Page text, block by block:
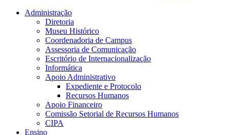
Administração
Diretoria
Museu Histórico
Coordenadoria de Campus
Assessoria de Comunicação
Escritório de Internacionalização
Informática
Apoio Administrativo
Expediente e Protocolo
Recursos Humanos
Apoio Financeiro
Comissão Setorial de Recursos Humanos
CIPA
Ensino